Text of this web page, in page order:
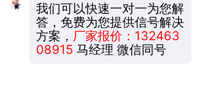
我们可以快速一对一为您解
答，免费为您提供信号解决
方案， 厂家报价：132463
08915 马经理 微信同号